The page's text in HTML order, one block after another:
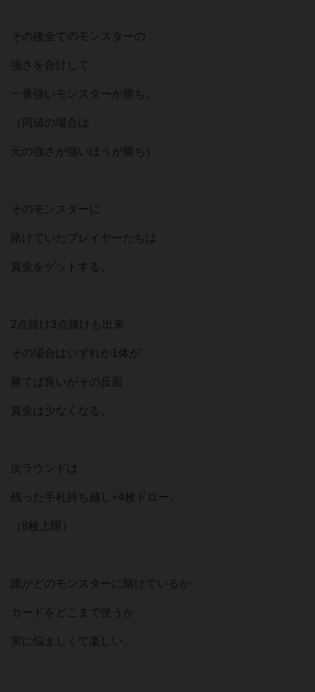
その後全てのモンスターの
強さを合計して
一番強いモンスターが勝ち。
（同値の場合は
元の強さが強いほうが勝ち）
そのモンスターに
賭けていたプレイヤーたちは
賞金をゲットする。
2点賭け3点賭けも出来
その場合はいずれか1体が
勝てば良いがその反面
賞金は少なくなる。
次ラウンドは
残った手札持ち越し+4枚ドロー。
（8枚上限）
誰がどのモンスターに賭けているか
カードをどこまで使うか
実に悩ましくて楽しい。